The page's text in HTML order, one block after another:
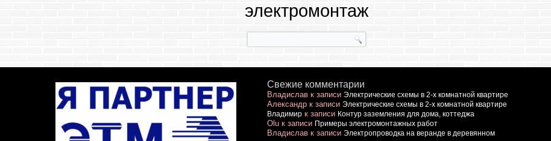
электромонтаж
Свежие комментарии
Владислав к записиЭлектрические схемы в 2-х комнатной квартире
Александр к записиЭлектрические схемы в 2-х комнатной квартире
Владимир к записи Контур заземления для дома, коттеджа
Olu к записи Примеры электромонтажных работ
Владислав к записиЭлектропроводка на веранде в деревянном